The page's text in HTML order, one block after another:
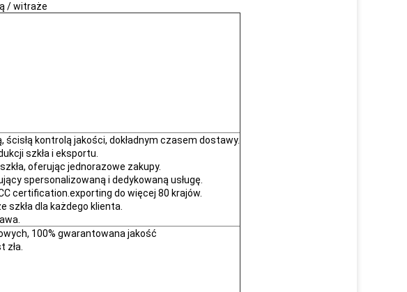
/ witraże
ścisłą kontrolą jakości, dokładnym czasem dostawy.
szkła i eksportu.
oferując jednorazowe zakupy.
spersonalizowaną i dedykowaną usługę.
certification.exporting do więcej 80 krajów.
szkła dla każdego klienta.
100% gwarantowana jakość
zła.